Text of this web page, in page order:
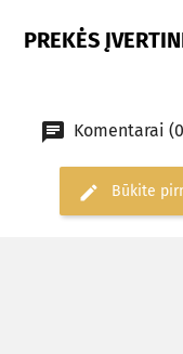
PREKĖS
Komentarai
Būkite